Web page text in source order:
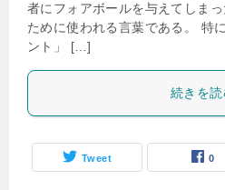
者にフォアボールを与えてしま
ために使われる言葉である。 特
ント」 […]
続きを
Tweet 0